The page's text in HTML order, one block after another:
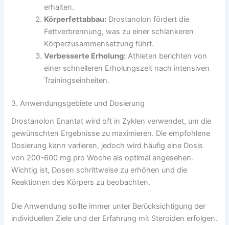
erhalten.
Körperfettabbau: Drostanolon fördert die
Fettverbrennung, was zu einer schlankeren
Körperzusammensetzung führt.
Verbesserte Erholung: Athleten berichten von
einer schnelleren Erholungszeit nach intensiven
Trainingseinheiten.
3. Anwendungsgebiete und Dosierung
Drostanolon Enantat wird oft in Zyklen verwendet, um die
gewünschten Ergebnisse zu maximieren. Die empfohlene
Dosierung kann variieren, jedoch wird häufig eine Dosis
von 200-600 mg pro Woche als optimal angesehen.
Wichtig ist, Dosen schrittweise zu erhöhen und die
Reaktionen des Körpers zu beobachten.
Die Anwendung sollte immer unter Berücksichtigung der
individuellen Ziele und der Erfahrung mit Steroiden erfolgen.